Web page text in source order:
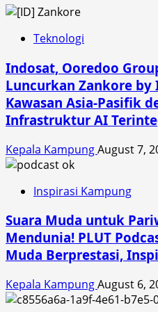
Fun
Modification
Contest
di
Acara
KOMPAK
SMAN
Mataram
Teknologi
Indosat, Ooredoo
Luncurkan Zankore by
Kawasan Asia-Pasifik
Infrastruktur AI
Kepala KampungAugust 7,
Inspirasi Kampung
Suara Muda untuk
Mendunia! PLUT
Muda Berprestasi,
Kepala KampungAugust 6,